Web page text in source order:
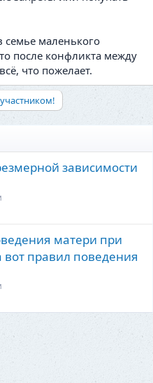
семье маленького
после конфликта между
что пожелает.
зависимости
матери при
правил поведения